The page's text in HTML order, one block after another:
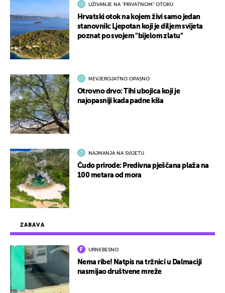
ZABAVA
URNEBESNO
Nema ribe! Natpis na tržnici u Dalmaciji
nasmijao društvene mreže
UŽIVANJE NA "PRIVATNOM" OTOKU
Hrvatski otok na kojem živi samo jedan
stanovnik: Ljepotan koji je diljem svijeta
poznat po svojem "bijelom zlatu"
NEVJEROJATNO OPASNO
Otrovno drvo: Tihi ubojica koji je
najopasniji kada padne kiša
NAJMANJA NA SVIJETU
Čudo prirode: Predivna pješčana plaža na
100 metara od mora